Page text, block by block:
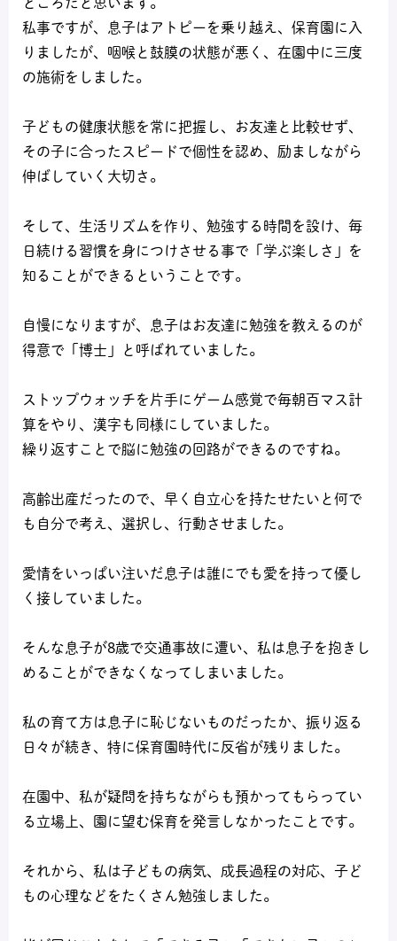
私事ですが、息子はアトピーを乗り越え、保育園に入
りましたが、咽喉と鼓膜の状態が悪く、在園中に三度
の施術をしました。
子どもの健康状態を常に把握し、お友達と比較せず、
その子に合ったスピードで個性を認め、励ましながら
伸ばしていく大切さ。
そして、生活リズムを作り、勉強する時間を設け、毎
日続ける習慣を身につけさせる事で「学ぶ楽しさ」を
知ることができるということです。
自慢になりますが、息子はお友達に勉強を教えるのが
得意で「博士」と呼ばれていました。
ストップウォッチを片手にゲーム感覚で毎朝百マス計
算をやり、漢字も同様にしていました。
繰り返すことで脳に勉強の回路ができるのですね。
高齢出産だったので、早く自立心を持たせたいと何で
も自分で考え、選択し、行動させました。
愛情をいっぱい注いだ息子は誰にでも愛を持って優し
く接していました。
そんな息子が8歳で交通事故に遭い、私は息子を抱きし
めることができなくなってしまいました。
私の育て方は息子に恥じないものだったか、振り返る
日々が続き、特に保育園時代に反省が残りました。
在園中、私が疑問を持ちながらも預かってもらってい
る立場上、園に望む保育を発言しなかったことです。
それから、私は子どもの病気、成長過程の対応、子ど
もの心理などをたくさん勉強しました。